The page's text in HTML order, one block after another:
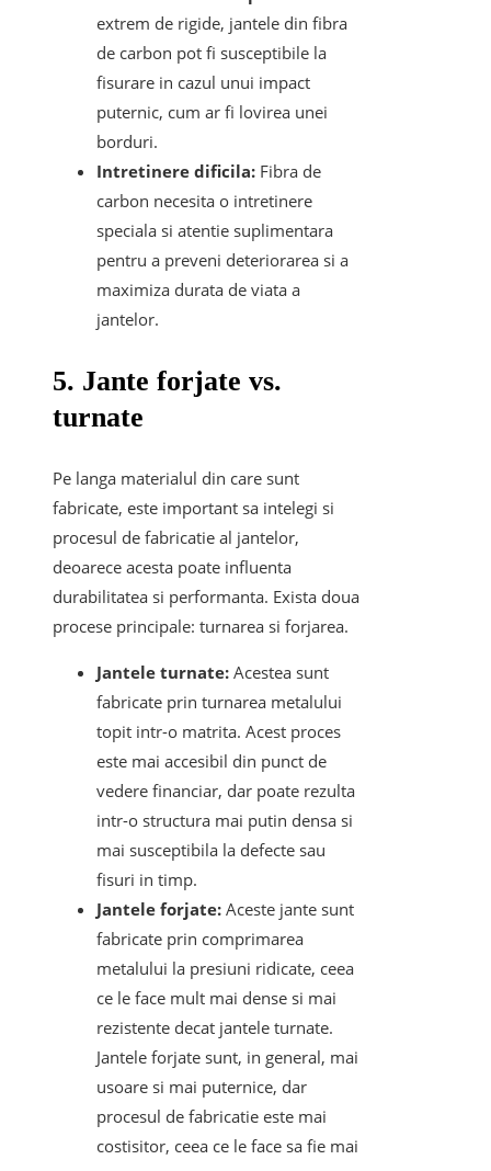
extrem de rigide, jantele din fibra
de carbon pot fi susceptibile la
fisurare in cazul unui impact
puternic, cum ar fi lovirea unei
borduri.
Intretinere dificila: Fibra de
carbon necesita o intretinere
speciala si atentie suplimentara
pentru a preveni deteriorarea si a
maximiza durata de viata a
jantelor.
5. Jante forjate vs.
turnate
Pe langa materialul din care sunt
fabricate, este important sa intelegi si
procesul de fabricatie al jantelor,
deoarece acesta poate influenta
durabilitatea si performanta. Exista doua
procese principale: turnarea si forjarea.
Jantele turnate: Acestea sunt
fabricate prin turnarea metalului
topit intr-o matrita. Acest proces
este mai accesibil din punct de
vedere financiar, dar poate rezulta
intr-o structura mai putin densa si
mai susceptibila la defecte sau
fisuri in timp.
Jantele forjate: Aceste jante sunt
fabricate prin comprimarea
metalului la presiuni ridicate, ceea
ce le face mult mai dense si mai
rezistente decat jantele turnate.
Jantele forjate sunt, in general, mai
usoare si mai puternice, dar
procesul de fabricatie este mai
costisitor, ceea ce le face sa fie mai